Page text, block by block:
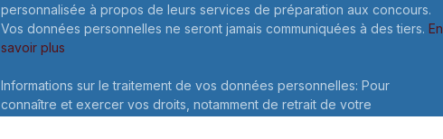
personnalisée à propos de leurs services de préparation aux concours.
Vos données personnelles ne seront jamais communiquées à des tiers. En
savoir plus
Informations sur le traitement de vos données personnelles: Pour
connaître et exercer vos droits, notamment de retrait de votre